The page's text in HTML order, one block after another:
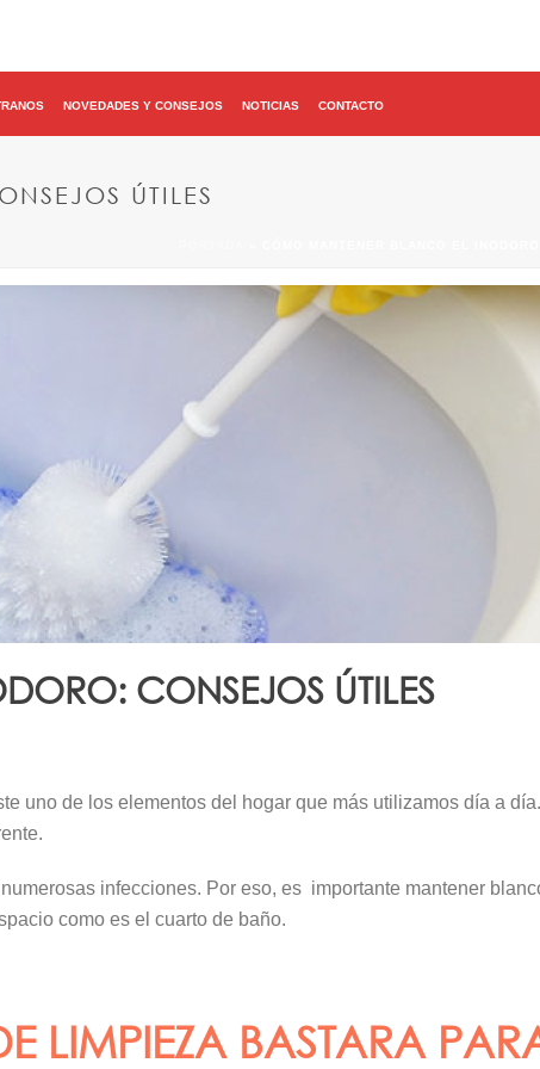
NOVEDADES Y CONSEJOS NOTICIAS CONTACTO
ÚTILES
CONSEJOS ÚTILES
uno de los elementos del hogar que más utilizamos día a
infecciones. Por eso, es importante mantener
como es el cuarto de baño.
BASTARA